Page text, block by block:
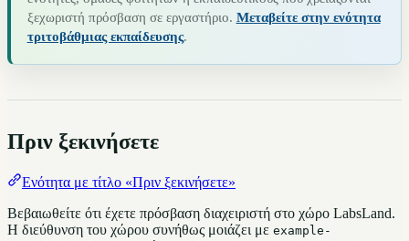
ξεχωριστή πρόσβαση σε εργαστήριο. Μεταβείτε στην ενότητα
τριτοβάθμιας εκπαίδευσης.
Πριν ξεκινήσετε
Ενότητα με τίτλο «Πριν ξεκινήσετε»
Βεβαιωθείτε ότι έχετε πρόσβαση διαχειριστή στο χώρο LabsLand.
Η διεύθυνση του χώρου συνήθως μοιάζει με example-